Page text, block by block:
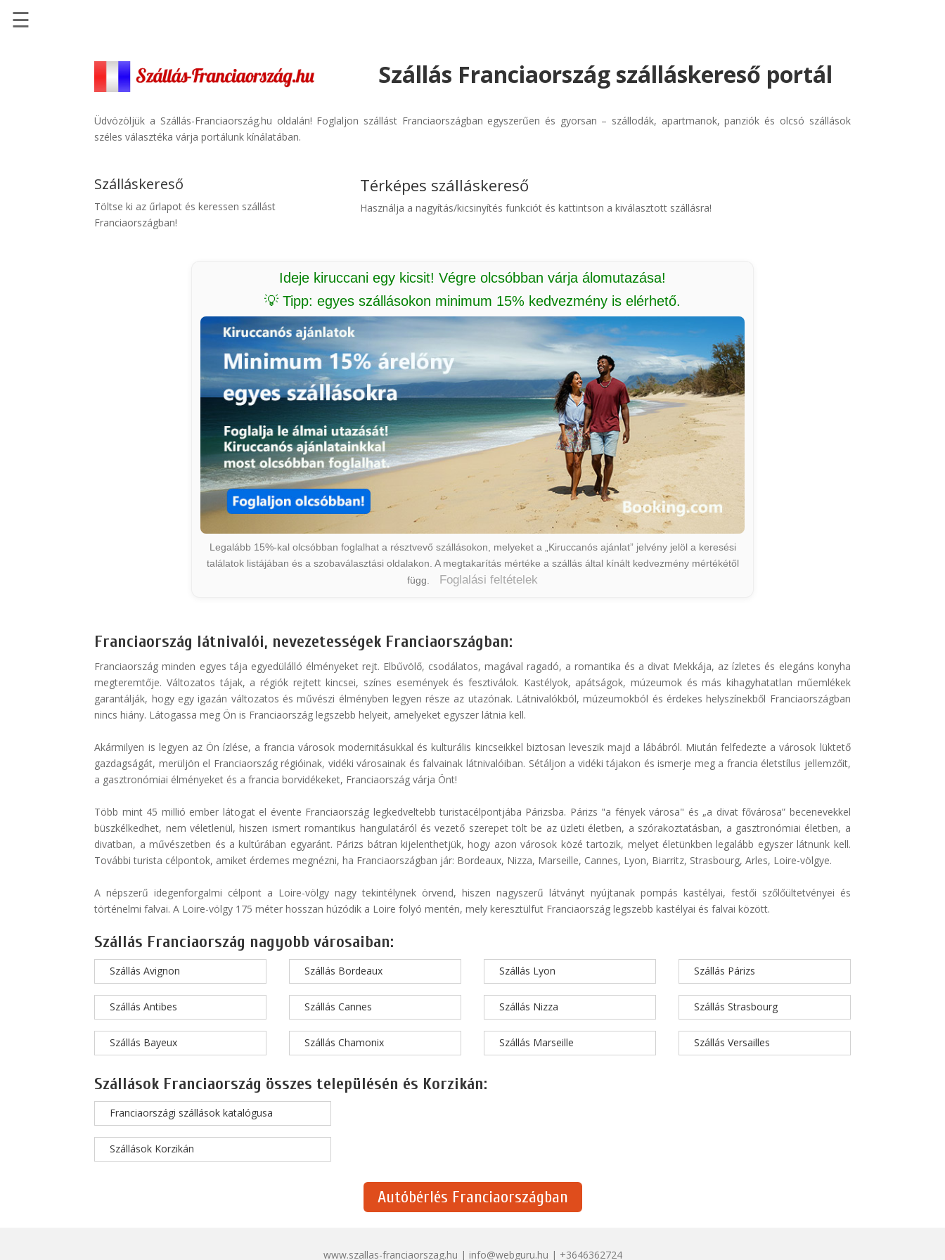
Szállásinfo.eu
Repülőjegy
Autóbérlés
☰
Szállás Franciaország szálláskereső portál
Üdvözöljük a Szállás-Franciaország.hu oldalán! Foglaljon szállást Franciaországban egyszerűen és gyorsan – szállodák, apartmanok, panziók és olcsó szállások
széles választéka várja portálunk kínálatában.
Szálláskereső
Töltse ki az űrlapot és keressen szállást
Franciaországban!
Térképes szálláskereső
Használja a nagyítás/kicsinyítés funkciót és kattintson a kiválasztott szállásra!
Ideje kiruccani egy kicsit! Végre olcsóbban várja álomutazása!
💡 Tipp: egyes szállásokon minimum 15% kedvezmény is elérhető.
Legalább 15%-kal olcsóbban foglalhat a résztvevő szállásokon, melyeket a „Kiruccanós ajánlat” jelvény jelöl a keresési
találatok listájában és a szobaválasztási oldalakon. A megtakarítás mértéke a szállás által kínált kedvezmény mértékétől
függ.
Foglalási feltételek
Franciaország látnivalói, nevezetességek Franciaországban:
Franciaország minden egyes tája egyedülálló élményeket rejt. Elbűvölő, csodálatos, magával ragadó, a romantika és a divat Mekkája, az ízletes és elegáns konyha
megteremtője. Változatos tájak, a régiók rejtett kincsei, színes események és fesztiválok. Kastélyok, apátságok, múzeumok és más kihagyhatatlan műemlékek
garantálják, hogy egy igazán változatos és művészi élményben legyen része az utazónak. Látnivalókból, múzeumokból és érdekes helyszínekből Franciaországban
nincs hiány. Látogassa meg Ön is Franciaország legszebb helyeit, amelyeket egyszer látnia kell.
Akármilyen is legyen az Ön ízlése, a francia városok modernitásukkal és kulturális kincseikkel biztosan leveszik majd a lábábról. Miután felfedezte a városok lüktető
gazdagságát, merüljön el Franciaország régióinak, vidéki városainak és falvainak látnivalóiban. Sétáljon a vidéki tájakon és ismerje meg a francia életstílus jellemzőit,
a gasztronómiai élményeket és a francia borvidékeket, Franciaország várja Önt!
Több mint 45 millió ember látogat el évente Franciaország legkedveltebb turistacélpontjába Párizsba. Párizs "a fények városa" és „a divat fővárosa” becenevekkel
büszkélkedhet, nem véletlenül, hiszen ismert romantikus hangulatáról és vezető szerepet tölt be az üzleti életben, a szórakoztatásban, a gasztronómiai életben, a
divatban, a művészetben és a kultúrában egyaránt. Párizs bátran kijelenthetjük, hogy azon városok közé tartozik, melyet életünkben legalább egyszer látnunk kell.
További turista célpontok, amiket érdemes megnézni, ha Franciaországban jár: Bordeaux, Nizza, Marseille, Cannes, Lyon, Biarritz, Strasbourg, Arles, Loire-völgye.
A népszerű idegenforgalmi célpont a Loire-völgy nagy tekintélynek örvend, hiszen nagyszerű látványt nyújtanak pompás kastélyai, festői szőlőültetvényei és
történelmi falvai. A Loire-völgy 175 méter hosszan húzódik a Loire folyó mentén, mely keresztülfut Franciaország legszebb kastélyai és falvai között.
Szállás Franciaország nagyobb városaiban:
Szállás Avignon
Szállás Antibes
Szállás Bayeux
Szállás Bordeaux
Szállás Cannes
Szállás Chamonix
Szállás Lyon
Szállás Nizza
Szállás Marseille
Szállás Párizs
Szállás Strasbourg
Szállás Versailles
Szállások Franciaország összes településén és Korzikán:
Franciaországi szállások katalógusa
Szállások Korzikán
Autóbérlés Franciaországban
www.szallas-franciaorszag.hu | info@webguru.hu | +3646362724